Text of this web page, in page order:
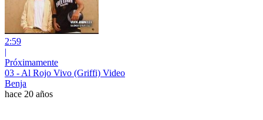
2:59
|
Próximamente
03 - Al Rojo Vivo (Griffi) Video
Benja
hace 20 años